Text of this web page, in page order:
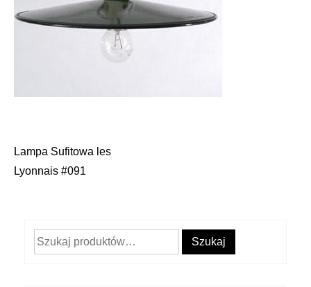
Nawigacja
Lampa Sufitowa les
Lyonnais #091
Szukaj: Szukaj